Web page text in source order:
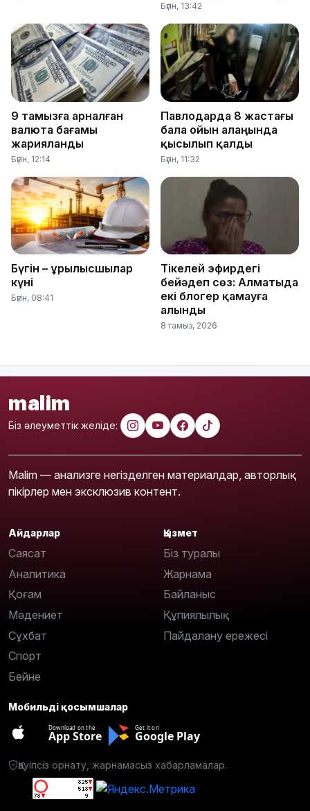
Бүгін, 13:42
9 тамызға арналған
валюта бағамы
жарияланды
Бүгін, 12:14
Павлодарда 8 жастағы
бала ойын алаңында
қысылып қалды
Бүгін, 11:32
Бүгін – Құрылысшылар
күні
Бүгін, 08:41
Тікелей эфирдегі
бейәдеп сөз: Алматыда
екі блогер қамауға
алынды
8 тамыз, 2026
malim
Біз әлеуметтік желіде:
Malim — анализге негізделген материалдар, авторлық
пікірлер мен эксклюзив контент.
Айдарлар
Саясат
Аналитика
Қоғам
Мәдениет
Сұхбат
Спорт
Бейне
Қызмет
Біз туралы
Жарнама
Байланыс
Құпиялылық
Пайдалану ережесі
Мобильді қосымшалар
Download on the
App Store
Get it on
Google Play
Қауіпсіз орнату, жарнамасыз хабарламалар.